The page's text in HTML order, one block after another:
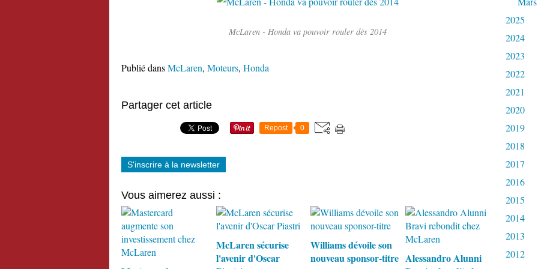
McLaren - Honda va pouvoir rouler dès 2014
Publié dansMcLaren, Moteurs, Honda
Partager cet article
Repost 0
S'inscrire à la newsletter
Vous aimerez aussi :
McLaren sécurise
l'avenir d'Oscar
Williams dévoile son
nouveau sponsor-titre Alessandro Alunni
2025
2024
2023
2022
2021
2020
2019
2018
2017
2016
2015
2014
2013
2012